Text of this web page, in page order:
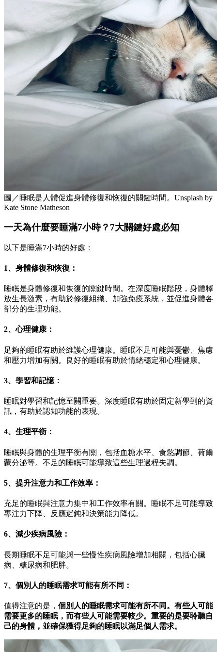
圖／睡眠是人體促進身體修復和恢復的關鍵時間。Unsplash by
Kate Stone Matheson
一天為什麼要睡滿7小時？7大關鍵好處必知
以下是睡滿7小時的好處：
1、身體修復和恢復：
睡眠是身體修復和恢復的關鍵時間。在深度睡眠階段，身體釋
放生長激素，有助於修復組織、加強免疫系統，並促進身體各
部分的生理功能。
2、心理健康：
足夠的睡眠有助於維護心理健康。睡眠不足可能與憂鬱、焦慮
和壓力增加有關。良好的睡眠有助於情緒穩定和心理健康。
3、學習和記憶：
睡眠對學習和記憶至關重要。深度睡眠有助於固定新學到的資
訊，有助於認知功能的表現。
4、生理平衡：
睡眠與身體的生理平衡有關，包括血糖水平、食慾調節、荷爾
蒙分泌等。不足的睡眠可能導致這些生理過程失調。
5、提升注意力和工作效率：
充足的睡眠與注意力集中和工作效率有關。睡眠不足可能導致
專注力下降、反應遲鈍和決策能力降低。
6、減少疾病風險：
長期睡眠不足可能與一些慢性疾病風險增加相關，包括心臟
病、糖尿病和肥胖。
7、個別人的睡眠需求可能有所不同：
值得注意的是， 個別人的睡眠需求可能有所不同。有些人可能
需要更多的睡眠，而有些人可能需要較少。重要的是要聆聽自
己的身體，並確保獲得足夠的睡眠以滿足個人需求。